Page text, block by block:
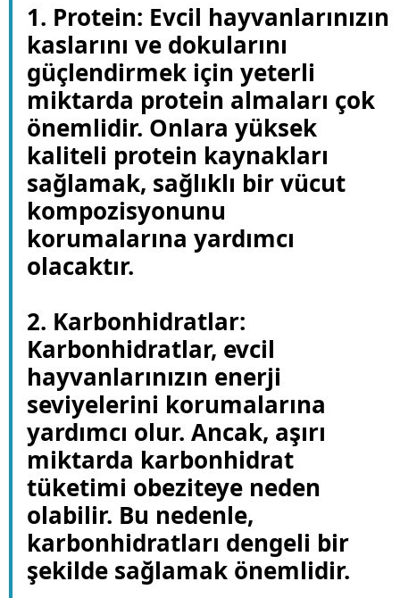
1. Protein: Evcil hayvanlarınızın
kaslarını ve dokularını
güçlendirmek için yeterli
miktarda protein almaları çok
önemlidir. Onlara yüksek
kaliteli protein kaynakları
sağlamak, sağlıklı bir vücut
kompozisyonunu
korumalarına yardımcı
olacaktır.
2. Karbonhidratlar:
Karbonhidratlar, evcil
hayvanlarınızın enerji
seviyelerini korumalarına
yardımcı olur. Ancak, aşırı
miktarda karbonhidrat
tüketimi obeziteye neden
olabilir. Bu nedenle,
karbonhidratları dengeli bir
şekilde sağlamak önemlidir.